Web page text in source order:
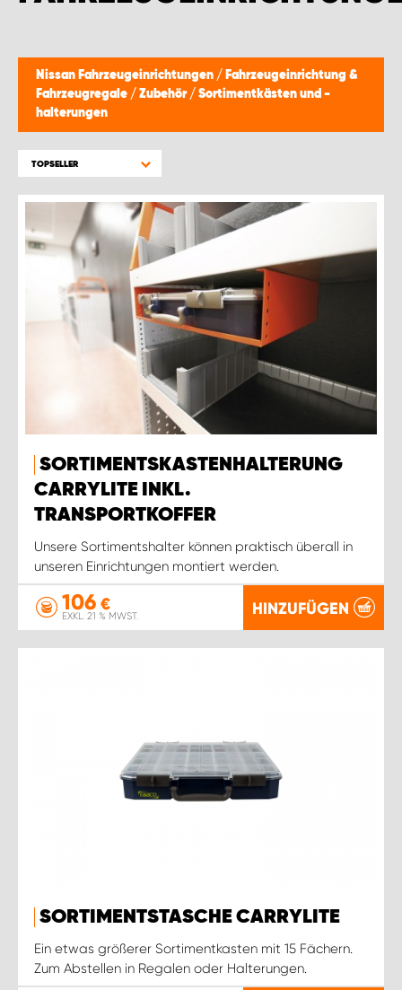
Nissan Fahrzeugeinrichtungen / Fahrzeugeinrichtung &
Fahrzeugregale / Zubehör / Sortimentkästen und -
halterungen
TOPSELLER
SORTIMENTSKASTENHALTERUNG
CARRYLITE INKL.
TRANSPORTKOFFER
Unsere Sortimentshalter können praktisch überall in
unseren Einrichtungen montiert werden.
106 €
EXKL. 21 % MWST. HINZUFÜGEN
SORTIMENTSTASCHE CARRYLITE
Ein etwas größerer Sortimentkasten mit 15 Fächern.
Zum Abstellen in Regalen oder Halterungen.
WORK SYSTEM LIMBURG-KEMPEN
WORK SYSTEM NAMEN